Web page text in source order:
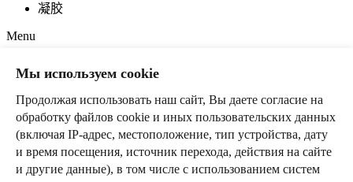
凝胶
Menu
凝胶 (Гели)
建模硅胶
1 600 ₽
Add to Cart
Already in the cart
Мы используем cookie
Продолжая использовать наш сайт, Вы даете согласие на
обработку файлов cookie и иных пользовательских данных
(включая IP-адрес, местоположение, тип устройства, дату
и время посещения, источник перехода, действия на сайте
и другие данные), в том числе с использованием систем